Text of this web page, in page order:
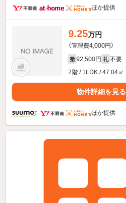
ほか提供
9.25万円
（管理費4,000円）
敷 92,500円 礼 不要
2階 / 1LDK / 47.04㎡
物件詳細を見る
ほか提供